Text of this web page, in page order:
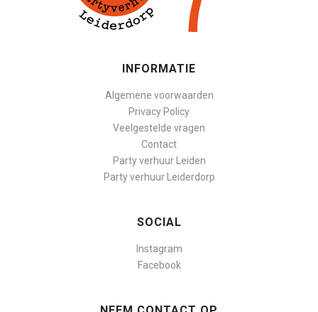
INFORMATIE
Algemene voorwaarden
Privacy Policy
Veelgestelde vragen
Contact
Party verhuur Leiden
Party verhuur Leiderdorp
SOCIAL
Instagram
Facebook